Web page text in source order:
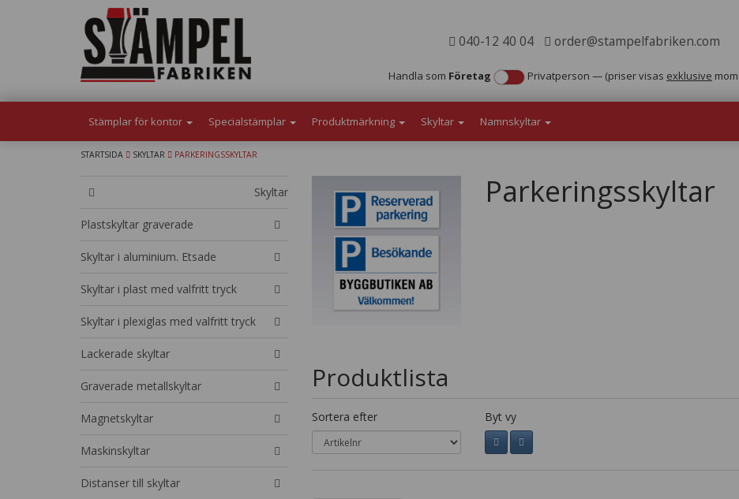
040-12 40 04 order@stampelfabriken.com
Handla som Företag Privatperson — (priser visas exklusive
Stämplar för kontor Specialstämplar Produktmärkning Skyltar Namnskyltar
STARTSIDA SKYLTAR PARKERINGSSKYLTAR
Skyltar
Plastskyltar graverade
Skyltar i aluminium. Etsade
Skyltar i plast med valfritt tryck
Skyltar i plexiglas med valfritt tryck
Lackerade skyltar
Graverade metallskyltar
Magnetskyltar
Maskinskyltar
Distanser till skyltar
Parkeringsskyltar
Produktlista
Sortera efter Byt vy